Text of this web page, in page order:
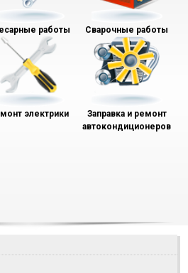
работы Сварочные работы
электрики
Заправка и ремонт
автокондиционеров